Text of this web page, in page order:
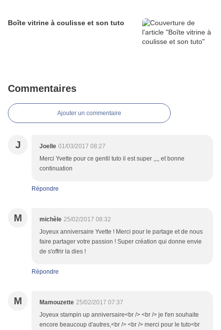
Boîte vitrine à coulisse et son tuto
Commentaires
Ajouter un commentaire
J Joelle 01/03/2017 08:27
Merci Yvette pour ce gentil tuto il est super ,,,, et bonne
continuation
Répondre
M michèle 25/02/2017 08:32
Joyeux anniversaire Yvette ! Merci pour le partage et de nous
faire partager votre passion ! Super création qui donne envie
de s'offrir la dies !
Répondre
M Mamouzette 25/02/2017 07:37
Joyeux stampin up anniversaire<br /> <br /> je t'en souhaite
encore beaucoup d'autres,<br /> <br /> merci pour le tuto<br